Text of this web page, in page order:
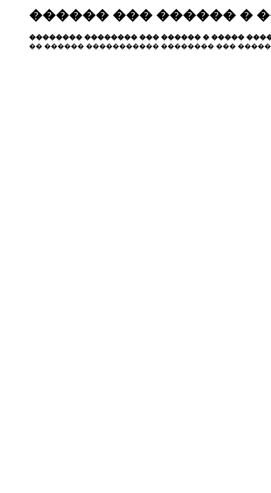
������ ��� ������ �
�������� �������� ��� ������ � �����
�� ������ ����������� �������� ���